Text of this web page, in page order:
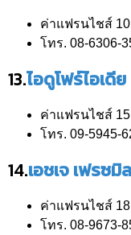
ค่าแฟรนไชส์
โทร. 08-6306-
13.ไอดูโฟร์ไอเดีย
ค่าแฟรนไชส์
โทร. 09-5945-
14.เอชเจ เฟรซ
ค่าแฟรนไชส์
โทร. 08-9673-